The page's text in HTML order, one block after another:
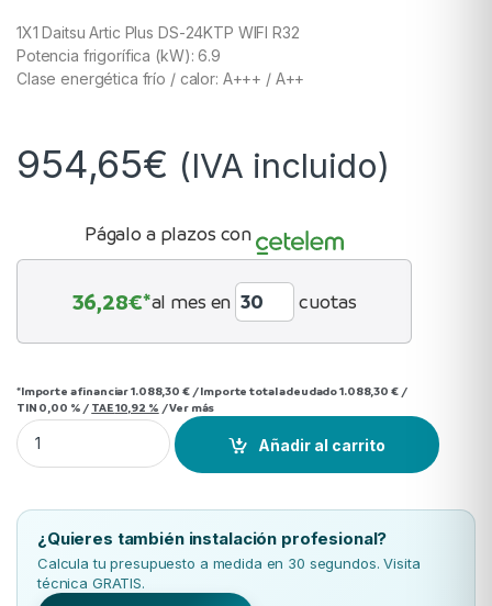
1X1 Daitsu Artic Plus DS-24KTP WIFI R32
Potencia frigorífica (kW): 6.9
Clase energética frío / calor: A+++ / A++
954,65€ (IVA incluido)
Págalo a plazos con
36,28€*al mes en cuotas
*Importe a financiar1.088,30 € /Importe total adeudado1.088,30 €/
TIN 0,00 % / TAE10,92 % /Ver más
Split 1X1 Daitsu Artic Pro DS-24KZ WIFI R-32 quantity
Añadir al carrito
¿Quieres también instalación profesional?
Calcula tu presupuesto a medida en 30 segundos. Visita
técnica GRATIS.